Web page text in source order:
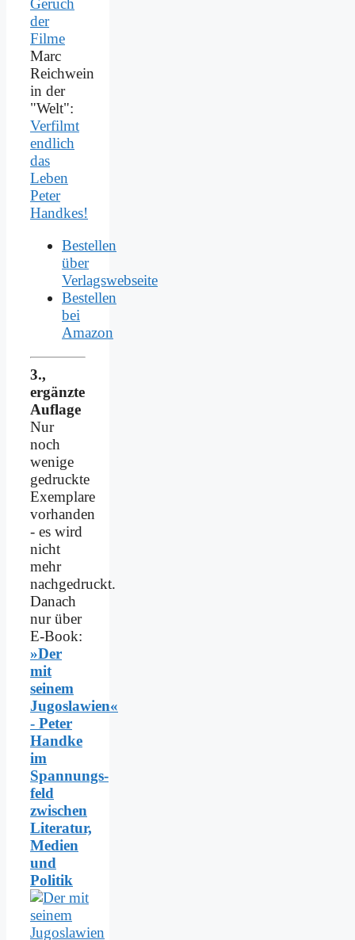
Marc
Reichwein
in der
"Welt":
Verfilmt
endlich
das
Leben
Peter
Handkes!
Bestellen
über
Verlagswebseite
Bestellen
bei
Amazon
3.,
ergänzte
Auflage
Nur
noch
wenige
gedruckte
Exemplare
vorhanden
- es wird
nicht
mehr
nachgedruckt.
Danach
nur über
E-Book:
»Der
mit
seinem
Jugoslawien«
- Peter
Handke
im
Spannungs­
feld
zwischen
Literatur,
Medien
und
Politik